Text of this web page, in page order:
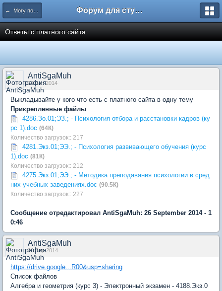
← Могу помочь Форум для студента СГА
Ответы с платного сайта
AntiSgaMuh
14 Jan 2014
Выкладывайте у кого что есть с платного сайта в одну тему
Прикрепленные файлы
4286.Зо.01;ЭЗ.; - Психология отбора и расстановки кадров (ку
рс 1).doc (64К)
Количество загрузок:: 217
4281.Экз.01;ЭЭ.; - Психология развивающего обучения (курс
1).doc (81К)
Количество загрузок:: 212
4275.Экз.01;ЭЭ.; - Методика преподавания психологии в сред
них учебных заведениях.doc (90.5К)
Количество загрузок:: 227
Сообщение отредактировал AntiSgaMuh: 26 September 2014 - 1
0:46
AntiSgaMuh
26 Sep 2014
https://drive.google...R00&usp=sharing
Список файлов
Алгебра и геометрия (курс 3) - Электронный экзамен - 4188.Экз.0